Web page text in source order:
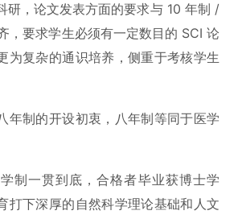
研，论文发表方面的要求与 10 年制 /
，要求学生必须有一定数目的 SCI 论
为复杂的通识培养，侧重于考核学生
年制的开设初衷，八年制等同于医学
制一贯到底，合格者毕业获博士学
打下深厚的自然科学理论基础和人文